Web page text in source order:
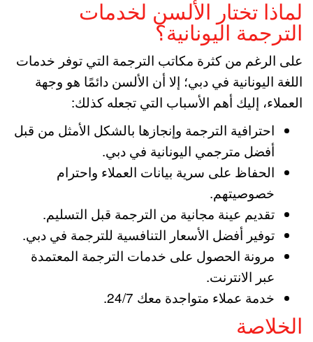
لماذا تختار الألسن لخدمات
الترجمة اليونانية؟
على الرغم من كثرة مكاتب الترجمة التي توفر خدمات
اللغة اليونانية في دبي؛ إلا أن الألسن دائمًا هو وجهة
العملاء، إليك أهم الأسباب التي تجعله كذلك:
احترافية الترجمة وإنجازها بالشكل الأمثل من قبل
أفضل مترجمي اليونانية في دبي.
الحفاظ على سرية بيانات العملاء واحترام
خصوصيتهم.
تقديم عينة مجانية من الترجمة قبل التسليم.
توفير أفضل الأسعار التنافسية للترجمة في دبي.
مرونة الحصول على خدمات الترجمة المعتمدة
عبر الانترنت.
خدمة عملاء متواجدة معك 24/7.
الخلاصة